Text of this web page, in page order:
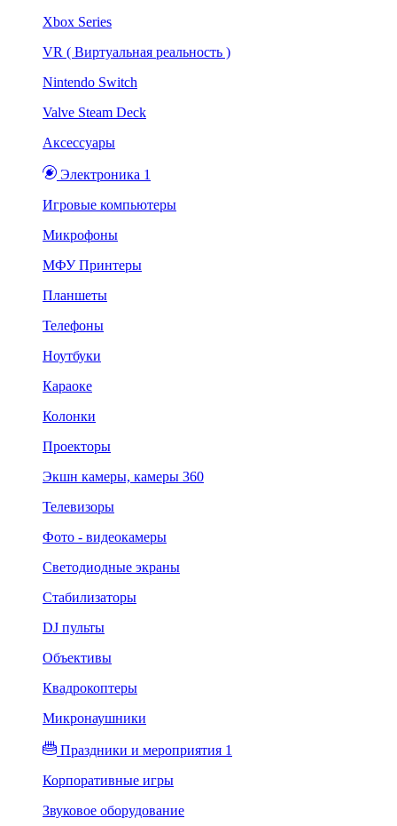
Xbox Series
VR ( Виртуальная реальность )
Nintendo Switch
Valve Steam Deck
Аксессуары
Электроника 1
Игровые компьютеры
Микрофоны
МФУ Принтеры
Планшеты
Телефоны
Ноутбуки
Караоке
Колонки
Проекторы
Экшн камеры, камеры 360
Телевизоры
Фото - видеокамеры
Светодиодные экраны
Стабилизаторы
DJ пульты
Объективы
Квадрокоптеры
Микронаушники
Праздники и мероприятия 1
Корпоративные игры
Звуковое оборудование